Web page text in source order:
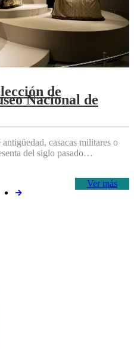
de
Nacional de
casacas militares o
del siglo pasado…
Ver más